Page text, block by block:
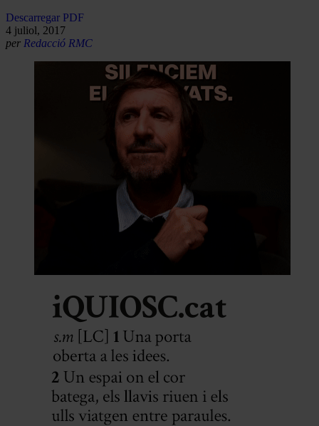
Descarregar PDF
4 juliol, 2017
per Redacció RMC